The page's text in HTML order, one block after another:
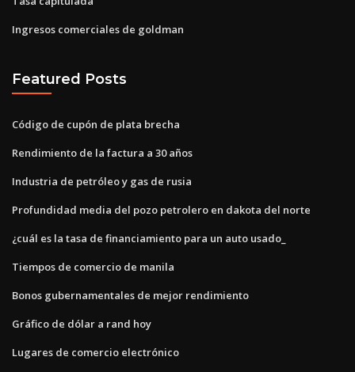
Ingresos comerciales de goldman
Featured Posts
Código de cupón de plata brecha
Rendimiento de la factura a 30 años
Industria de petróleo y gas de rusia
Profundidad media del pozo petrolero en dakota del norte
¿cuál es la tasa de financiamiento para un auto usado_
Tiempos de comercio de manila
Bonos gubernamentales de mejor rendimiento
Gráfico de dólar a rand hoy
Lugares de comercio electrónico